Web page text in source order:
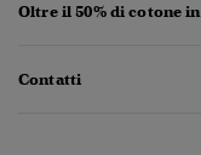
Oltre il 50% di cotone
Contatti